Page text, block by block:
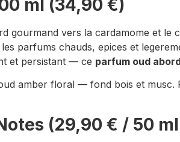
ml (34,90 €)
gourmand vers la cardamome et le
parfums chauds, epices et
et persistant — ce parfum oud
amber floral — fond bois et musc.
(29,90 € / 50